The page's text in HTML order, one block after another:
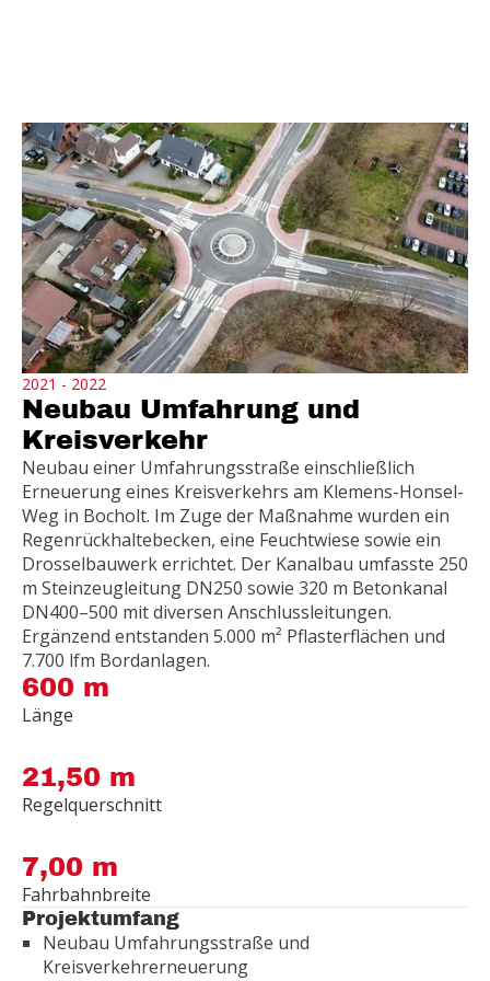
Neubau Umfahrung und
Kreisverkehr
2021 - 2022
Neubau einer Umfahrungsstraße einschließlich
Erneuerung eines Kreisverkehrs am Klemens-Honsel-
Weg in Bocholt. Im Zuge der Maßnahme wurden ein
Regenrückhaltebecken, eine Feuchtwiese sowie ein
Drosselbauwerk errichtet. Der Kanalbau umfasste 250
m Steinzeugleitung DN250 sowie 320 m Betonkanal
DN400–500 mit diversen Anschlussleitungen.
Ergänzend entstanden 5.000 m² Pflasterflächen und
7.700 lfm Bordanlagen.
600 m
Länge
21,50 m
Regelquerschnitt
7,00 m
Fahrbahnbreite
Projektumfang
Neubau Umfahrungsstraße und
Kreisverkehrerneuerung